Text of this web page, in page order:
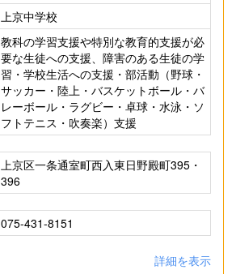
上京中学校
教科の学習支援や特別な教育的支援が必
要な生徒への支援、障害のある生徒の学
習・学校生活への支援・部活動（野球・
サッカー・陸上・バスケットボール・バ
レーボール・ラグビー・卓球・水泳・ソ
フトテニス・吹奏楽）支援
上京区一条通室町西入東日野殿町395・
396
075-431-8151
詳細を表示